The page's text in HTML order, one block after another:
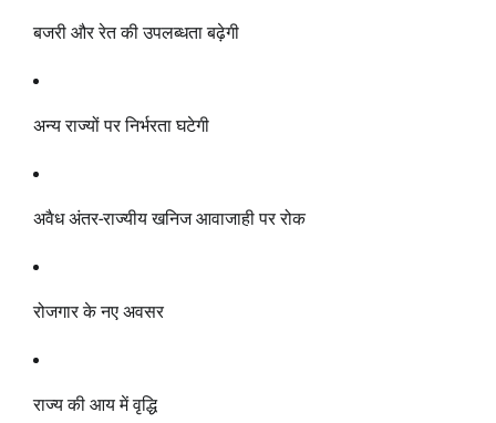
बजरी और रेत की उपलब्धता बढ़ेगी
अन्य राज्यों पर निर्भरता घटेगी
अवैध अंतर-राज्यीय खनिज आवाजाही पर रोक
रोजगार के नए अवसर
राज्य की आय में वृद्धि